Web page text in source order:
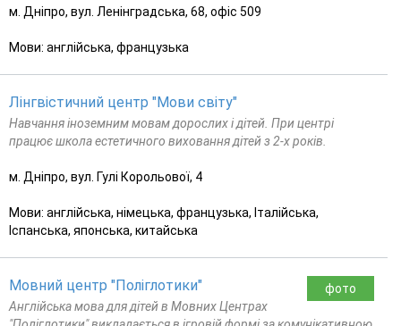
м. Дніпро, вул. Ленінградська, 68, офіс 509
Мови: англійська, французька
Лінгвістичний центр "Мови світу"
Навчання іноземним мовам дорослих і дітей. При центрі
працює школа естетичного виховання дітей з 2-х років.
м. Дніпро, вул. Гулі Корольової, 4
Мови: англійська, німецька, французька, Італійська,
Іспанська, японська, китайська
фото
Мовний центр "Поліглотики"
Англійська мова для дітей в Мовних Центрах